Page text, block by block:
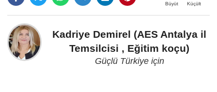
Büyüt Küçült
Kadriye Demirel (AES Antalya il
Temsilcisi , Eğitim koçu)
Güçlü Türkiye için